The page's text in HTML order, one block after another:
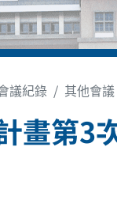
議紀錄 其他會議
畫第3